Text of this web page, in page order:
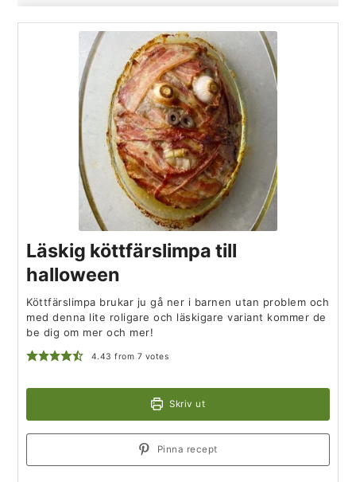
Läskig köttfärslimpa till
halloween
Köttfärslimpa brukar ju gå ner i barnen utan problem och
med denna lite roligare och läskigare variant kommer de
be dig om mer och mer!
4.43 from 7 votes
Skriv ut
Pinna recept